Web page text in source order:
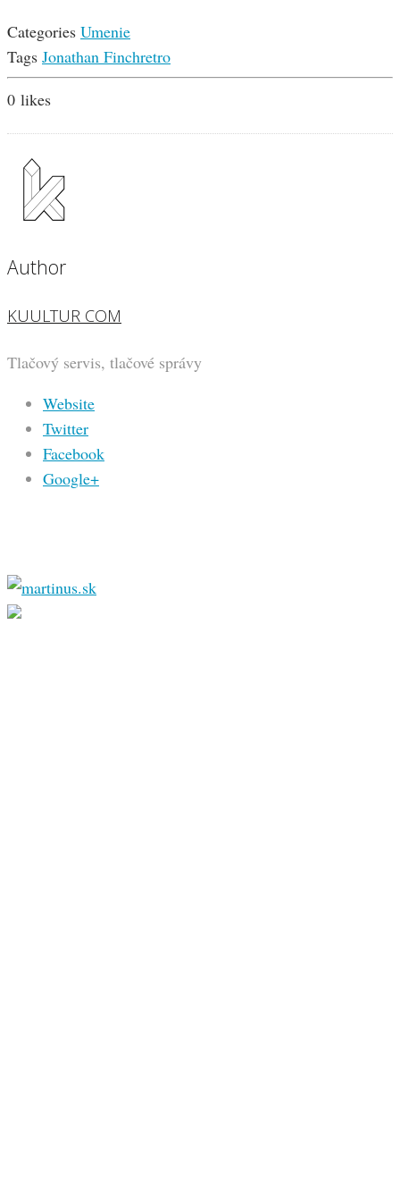
Categories Umenie
Tags Jonathan Finchretro
0 likes
Author
KUULTUR COM
Tlačový servis, tlačové správy
Website
Twitter
Facebook
Google+